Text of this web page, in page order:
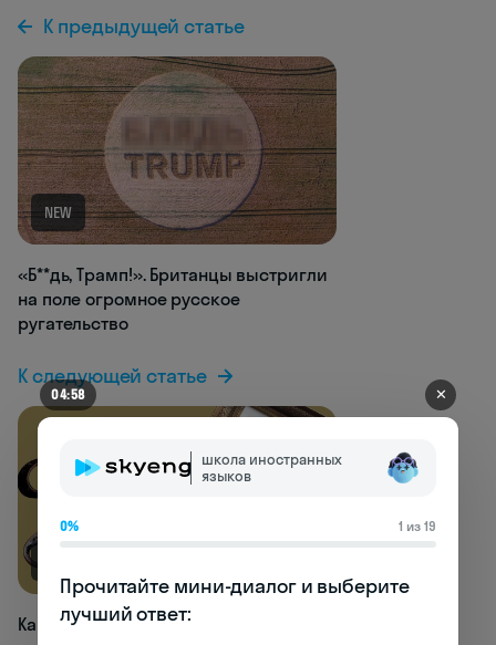
К предыдущей статье
NEW
«Б**дь, Трамп!». Британцы выстригли
на поле огромное русское
ругательство
К следующей статье
Как научиться восхищаться по-
04:58 ✕
школа иностранных
языков
0% 1 из 19
Прочитайте мини-диалог и выберите
лучший ответ: